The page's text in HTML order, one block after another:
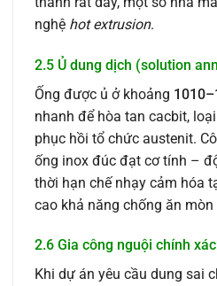
nghệ hot extrusion.
2.5 Ủ dung dịch (solution
Ống được ủ ở khoảng
nhanh để hòa tan cacbit,
phục hồi tổ chức austenit.
ống inox đúc đạt cơ tính –
thời hạn chế nhạy cảm hóa
cao khả năng chống ăn mòn
2.6 Gia công nguội chính
Khi dự án yêu cầu dung sai